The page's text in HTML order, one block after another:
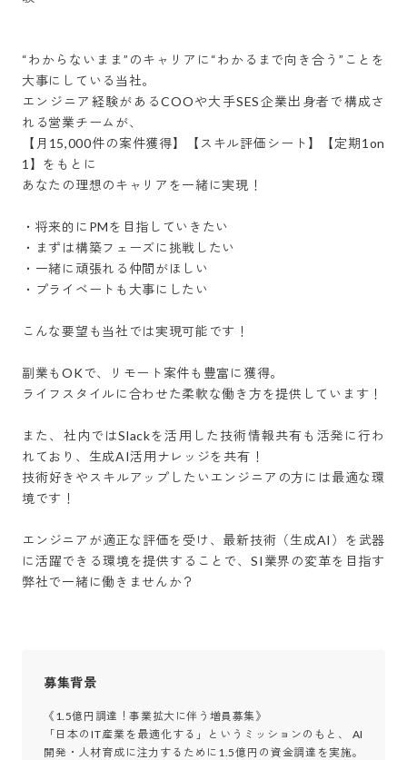
“わからないまま”のキャリアに“わかるまで向き合う”ことを
大事にしている当社。
エンジニア経験があるCOOや大手SES企業出身者で構成さ
れる営業チームが、
【月15,000件の案件獲得】【スキル評価シート】【定期1on
1】をもとに
あなたの理想のキャリアを一緒に実現！
・将来的にPMを目指していきたい
・まずは構築フェーズに挑戦したい
・一緒に頑張れる仲間がほしい
・プライベートも大事にしたい
こんな要望も当社では実現可能です！
副業もOKで、リモート案件も豊富に獲得。
ライフスタイルに合わせた柔軟な働き方を提供しています！
また、社内ではSlackを活用した技術情報共有も活発に行わ
れており、生成AI活用ナレッジを共有！
技術好きやスキルアップしたいエンジニアの方には最適な環
境です！
エンジニアが適正な評価を受け、最新技術（生成AI）を武器
に活躍できる環境を提供することで、SI業界の変革を目指す
弊社で一緒に働きませんか？
募集背景
《1.5億円調達！事業拡大に伴う増員募集》
「日本のIT産業を最適化する」というミッションのもと、 AI
開発・人材育成に注力するために1.5億円の資金調達を実施。